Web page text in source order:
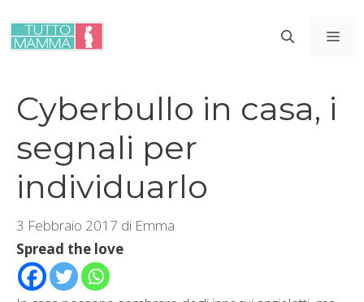
contenuto
Cyberbullo in casa, i
segnali per
individuarlo
3 Febbraio 2017 di Emma
Spread the love